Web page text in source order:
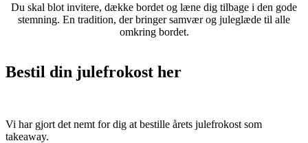
Du skal blot invitere, dække bordet og læne dig tilbage i den gode
stemning. En tradition, der bringer samvær og juleglæde til alle
omkring bordet.
Bestil din julefrokost her
Vi har gjort det nemt for dig at bestille årets julefrokost som
takeaway.